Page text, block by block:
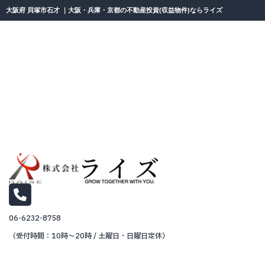
大阪府 貝塚市石才 ｜大阪・兵庫・京都の不動産投資(収益物件)ならライズ
06-6232-8758
（受付時間：10時～20時 / 土曜日・日曜日定休）